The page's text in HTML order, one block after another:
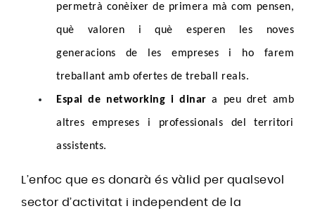
permetrà conèixer de primera mà com pensen,
què valoren i què esperen les noves
generacions de les empreses i ho farem
treballant amb ofertes de treball reals.
Espai de networking i dinar a peu dret amb
altres empreses i professionals del territori
assistents.
L’enfoc que es donarà és vàlid per qualsevol
sector d’activitat i independent de la